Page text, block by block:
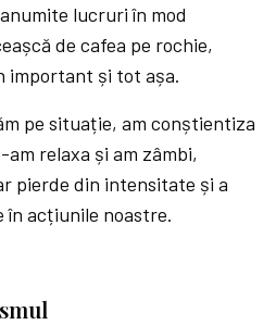
lucruri în mod
de cafea pe rochie,
important și tot așa.
pe situație, am conștientiza
relaxa și am zâmbi,
pierde din intensitate și a
în acțiunile noastre.